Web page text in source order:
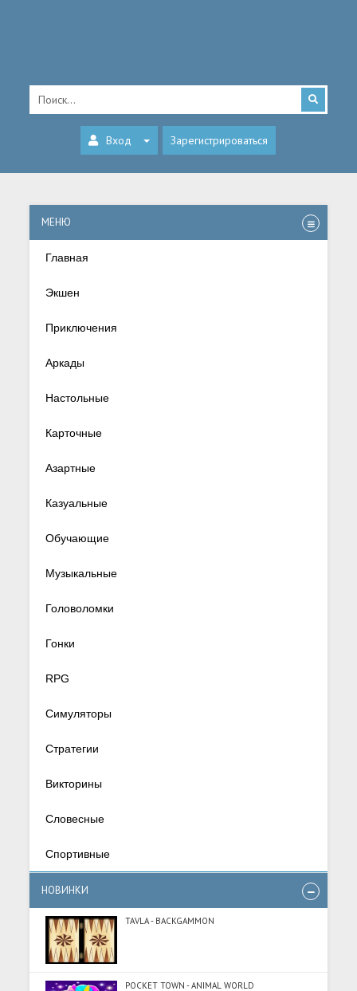
Вход Зарегистрироваться
МЕНЮ
Главная
Экшен
Приключения
Аркады
Настольные
Карточные
Азартные
Казуальные
Обучающие
Музыкальные
Головоломки
Гонки
RPG
Симуляторы
Стратегии
Викторины
Словесные
Спортивные
НОВИНКИ
TAVLA - BACKGAMMON
POCKET TOWN - ANIMAL WORLD